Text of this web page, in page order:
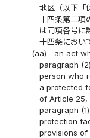
地区（以下「
十四条第二項
は同項各号に
十四条におい
(aa)
an act
paragraph
person who
a protected
of Article 25,
paragraph
protection
provisions of